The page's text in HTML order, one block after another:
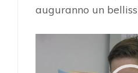
auguranno un